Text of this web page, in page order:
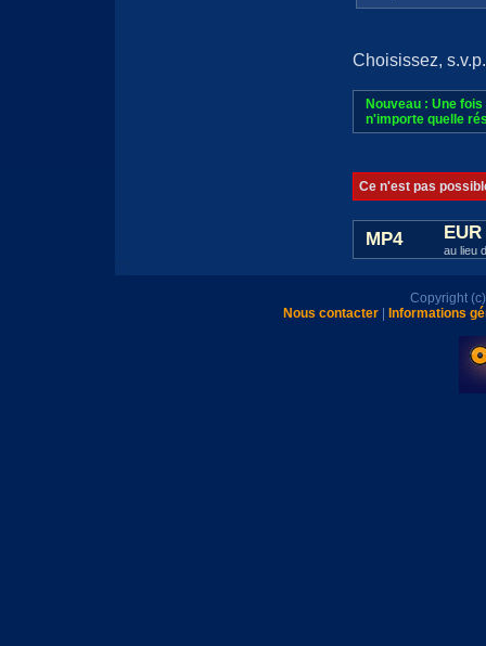
Choisissez,
Nouveau : Une
n'importe quelle
Ce n'est pas
MP4
au lieu
Copyright
Nous contacter| Informations